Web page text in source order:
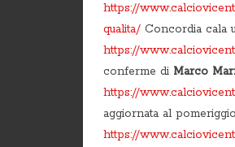
https://
qualita/ Concordia cala
https://
conferme di Marco
https://
aggiornata al
https://